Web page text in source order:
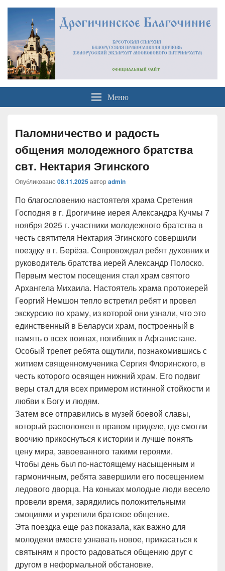
Официальный сайт
Дрогичинского благочиния
Меню
Паломничество и радость
общения молодежного братства
свт. Нектария Эгинского
Опубликовано 08.11.2025автор admin
По благословению настоятеля храма Сретения
Господня в г. Дрогичине иерея Александра Кучмы 7
ноября 2025 г. участники молодежного братства в
честь святителя Нектария Эгинского совершили
поездку в г. Берёза. Сопровождал ребят духовник и
руководитель братства иерей Александр Полоско.
Первым местом посещения стал храм святого
Архангела Михаила. Настоятель храма протоиерей
Георгий Немшон тепло встретил ребят и провел
экскурсию по храму, из которой они узнали, что это
единственный в Беларуси храм, построенный в
память о всех воинах, погибших в Афганистане.
Особый трепет ребята ощутили, познакомившись с
житием священномученика Сергия Флоринского, в
честь которого освящен нижний храм. Его подвиг
веры стал для всех примером истинной стойкости и
любви к Богу и людям.
Затем все отправились в музей боевой славы,
который расположен в правом приделе, где смогли
воочию прикоснуться к истории и лучше понять
цену мира, завоеванного такими героями.
Чтобы день был по-настоящему насыщенным и
гармоничным, ребята завершили его посещением
ледового дворца. На коньках молодые люди весело
провели время, зарядились положительными
эмоциями и укрепили братское общение.
Эта поездка еще раз показала, как важно для
молодежи вместе узнавать новое, прикасаться к
святыням и просто радоваться общению друг с
другом в неформальной обстановке.